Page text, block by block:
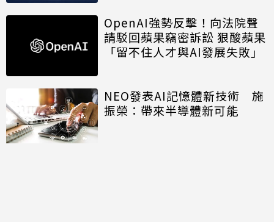
OpenAI強勢反擊！向法院聲
請駁回蘋果竊密訴訟 狠酸蘋果
「留不住人才與AI發展失敗」
NEO發表AI記憶體新技術 施
振榮：帶來半導體新可能